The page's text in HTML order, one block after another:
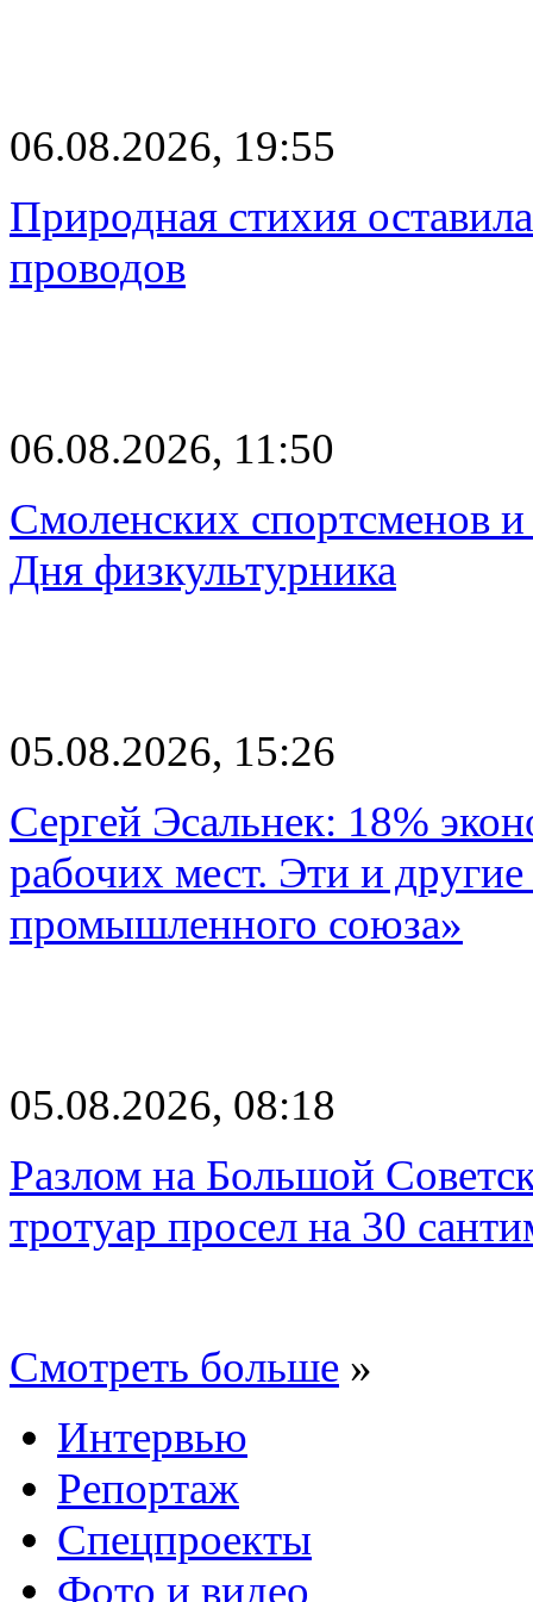
06.08.2026, 19:55
Природная стихия
проводов
06.08.2026, 11:50
Смоленских спортсменов
Дня физкультурника
05.08.2026, 15:26
Сергей Эсальнек: 18%
рабочих мест. Эти и
промышленного союза»
05.08.2026, 08:18
Разлом на Большой
тротуар просел на 30
Смотреть больше »
Интервью
Репортаж
Спецпроекты
Фото и видео